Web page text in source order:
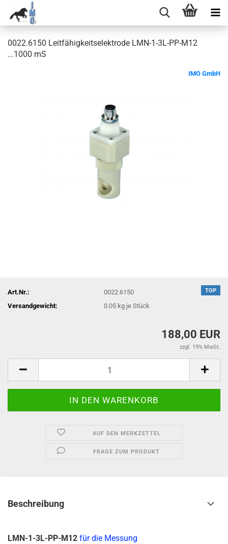
0022.6150 Leitfähigkeitselektrode LMN-1-3L-PP-M12
...1000 mS
IMO GmbH
TOP
Art.Nr.:
0022.6150
Versandgewicht:
0.05 kg je Stück
188,00 EUR
zzgl. 19% MwSt.
AUF DEN MERKZETTEL
FRAGE ZUM PRODUKT
Beschreibung
LMN-1-3L-PP-M12 für die Messung